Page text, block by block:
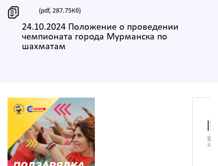
(pdf, 287.75Кб)
24.10.2024 Положение о проведении
чемпионата города Мурманска по
шахматам